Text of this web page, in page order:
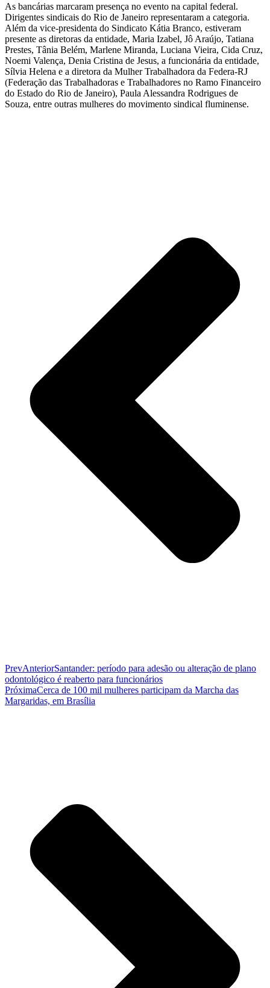
As bancárias marcaram presença no evento na capital federal.
Dirigentes sindicais do Rio de Janeiro representaram a categoria.
Além da vice-presidenta do Sindicato Kátia Branco, estiveram
presente as diretoras da entidade, Maria Izabel, Jô Araújo, Tatiana
Prestes, Tânia Belém, Marlene Miranda, Luciana Vieira, Cida Cruz,
Noemi Valença, Denia Cristina de Jesus, a funcionária da entidade,
Sílvia Helena e a diretora da Mulher Trabalhadora da Federa-RJ
(Federação das Trabalhadoras e Trabalhadores no Ramo Financeiro
do Estado do Rio de Janeiro), Paula Alessandra Rodrigues de
Souza, entre outras mulheres do movimento sindical fluminense.
PrevAnteriorSantander: período para adesão ou alteração de plano
odontológico é reaberto para funcionários
PróximaCerca de 100 mil mulheres participam da Marcha das
Margaridas, em Brasília